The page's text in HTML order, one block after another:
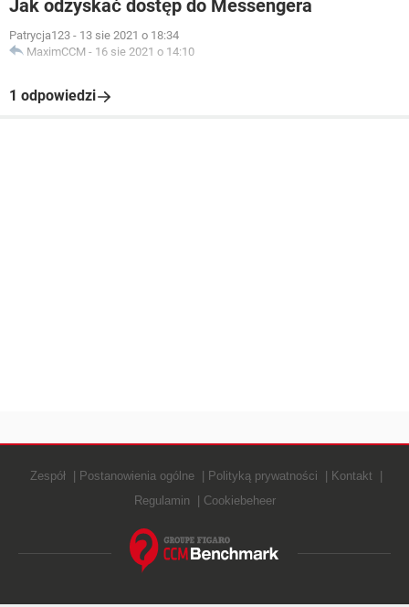
Jak odzyskać dostęp do Messengera
Patrycja123 - 13 sie 2021 o 18:34
MaximCCM - 16 sie 2021 o 14:10
1 odpowiedzi
Zespół Postanowienia ogólne Polityką prywatności
Kontakt
Regulamin
Cookiebeheer